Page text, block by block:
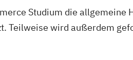
Studium die
Teilweise wird außerdem